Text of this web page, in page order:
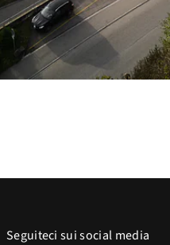
Seguiteci sui social media